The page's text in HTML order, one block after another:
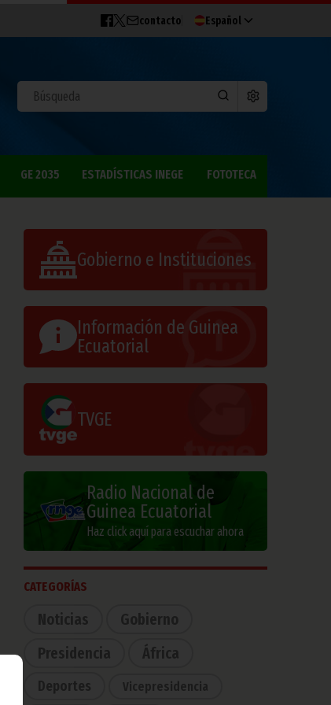
contacto Español
GE 2035 ESTADÍSTICAS INEGE FOTOTECA
Gobierno e Instituciones
Información de Guinea
Ecuatorial
TVGE
Radio Nacional de
Guinea Ecuatorial
Haz click aquí para escuchar ahora
CATEGORÍAS
Noticias
Gobierno
Presidencia
África
Deportes Vicepresidencia